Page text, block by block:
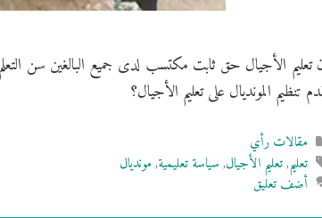
تعليم الأجيال حق ثابت مكتسب لدى جميع البالغين سن
تنظيم المونديال على تعليم الأجيال؟
التصنيفات
مقالات رأي
الوسوم
تعليم,تعليم الأجيال,سياسة تعليمية,مونديال
أضف تعليق